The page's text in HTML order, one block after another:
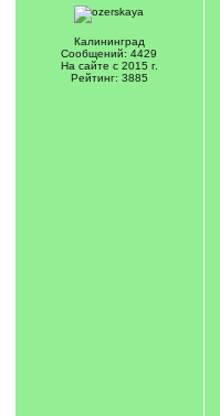
Калининград
Сообщений: 4429
На сайте с 2015 г.
Рейтинг: 3885